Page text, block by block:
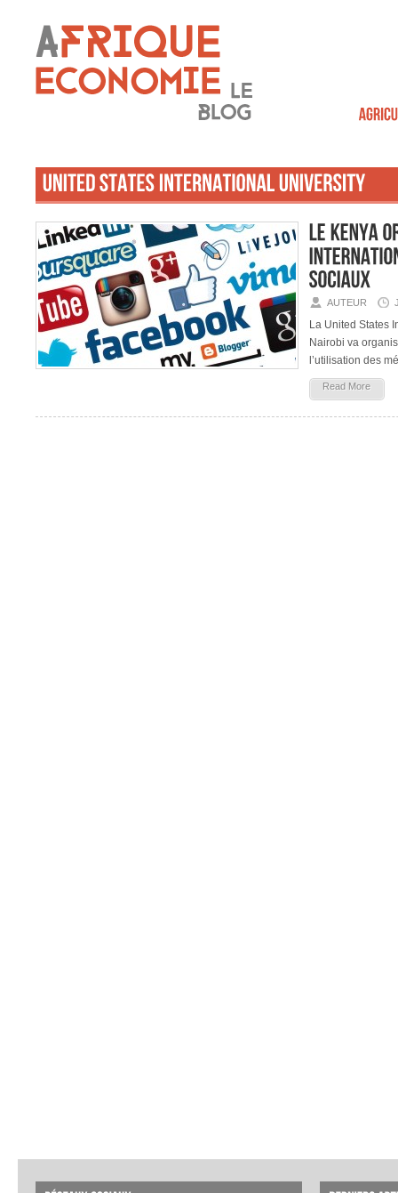
AUTEUR
La United States
Nairobi va
l’utilisation des
Read More